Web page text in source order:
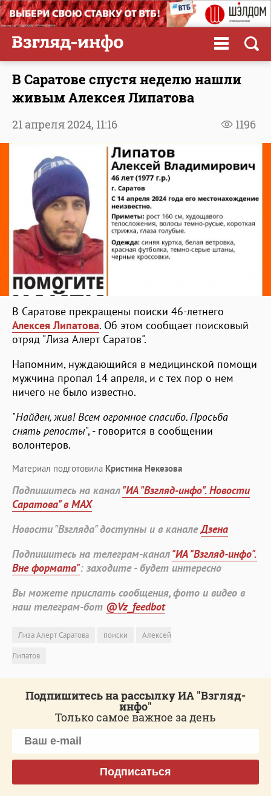
В Саратове спустя неделю нашли
живым Алексея Липатова
1196
21 апреля 2024, 11:16
В Саратове прекращены поиски 46-летнего
Алексея Липатова. Об этом сообщает поисковый
отряд "Лиза Алерт Саратов".
Напомним, нуждающийся в медицинской помощи
мужчина пропал 14 апреля, и с тех пор о нем
ничего не было известно.
"Найден, жив! Всем огромное спасибо. Просьба
снять репосты", - говорится в сообщении
волонтеров.
Материал подготовила Кристина Некезова
Подпишитесь на канал"ИА "Взгляд-инфо". Новости
Саратова" в MAX
Новости "Взгляда" доступны и в каналеДзена
Подпишитесь на телеграм-канал"ИА "Взгляд-инфо".
Вне формата": заходите - будет интересно
Вы можете прислать сообщения, фото и видео в
наш телеграм-бот @Vz_feedbot
Лиза Алерт Саратова поиски
Алексей
Липатов
Подпишитесь на рассылку ИА "Взгляд-
инфо"
Только самое важное за день
Подписаться